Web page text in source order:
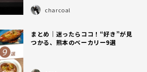
charcoal
まとめ｜迷ったらココ！“好き”が見
つかる、熊本のベーカリー9選